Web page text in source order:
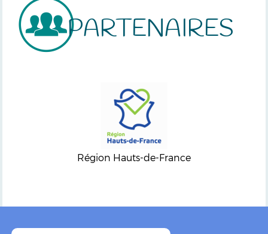
PARTENAIRES
Région Hauts-de-France